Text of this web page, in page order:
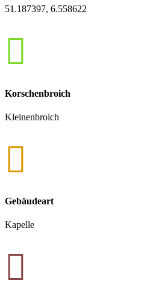
51.187397, 6.558622

Korschenbroich
Kleinenbroich

Gebäudeart
Kapelle
